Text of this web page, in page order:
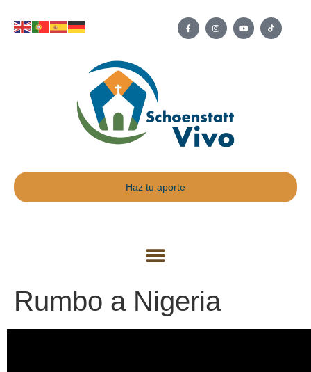
Haz tu aporte
Rumbo a Nigeria